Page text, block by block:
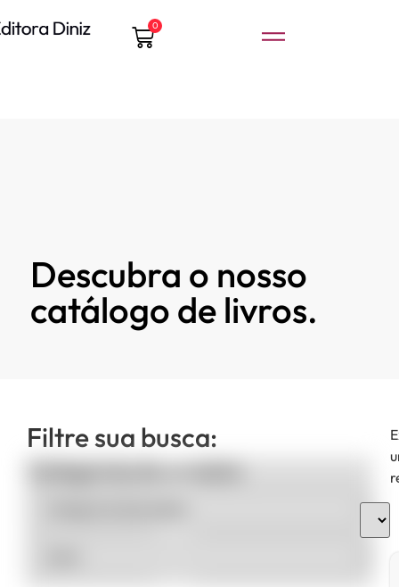
0
Descubra o nosso
catálogo de livros.
Filtre sua busca:
Categorias de produto